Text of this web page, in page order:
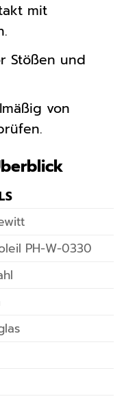
mit
Stößen und
von
PH-W-0330